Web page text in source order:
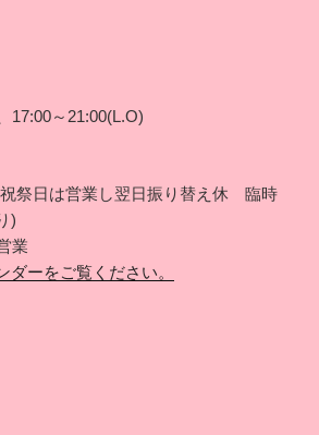
17:00～21:00(L.O)
祝祭日は営業し翌日振り替え休 臨時
)
業
ダーをご覧ください。